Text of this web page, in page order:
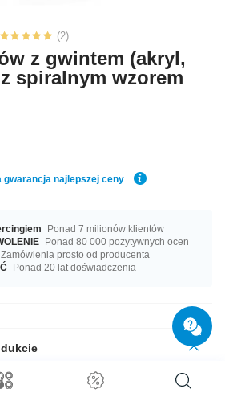
(2)
z gwintem (akryl,
spiralnym wzorem
gwarancja najlepszej ceny
Ponad 7 milionów klientów
Ponad 80 000 pozytywnych ocen
Zamówienia prosto od producenta
Ponad 20 lat doświadczenia
and 1.6 mm. Get it with diameters from 3
that suits you! A totally chic product that